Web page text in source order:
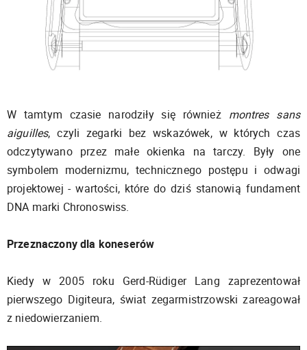
W tamtym czasie narodziły się również montres sans
aiguilles, czyli zegarki bez wskazówek, w których czas
odczytywano przez małe okienka na tarczy. Były one
symbolem modernizmu, technicznego postępu i odwagi
projektowej - wartości, które do dziś stanowią fundament
DNA marki Chronoswiss.
Przeznaczony dla koneserów
Kiedy w 2005 roku Gerd-Rüdiger Lang zaprezentował
pierwszego Digiteura, świat zegarmistrzowski zareagował
z niedowierzaniem.